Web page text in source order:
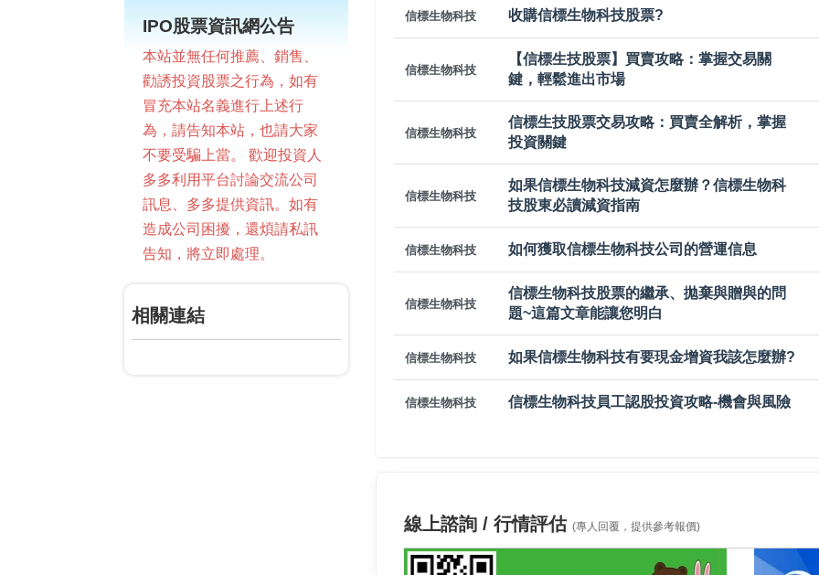
IPO股票資訊網公告
本站並無任何推薦、銷售、
勸誘投資股票之行為，如有
冒充本站名義進行上述行
為，請告知本站，也請大家
不要受騙上當。 歡迎投資人
多多利用平台討論交流公司
訊息、多多提供資訊。如有
造成公司困擾，還煩請私訊
告知，將立即處理。
相關連結
信標生物科技 收購信標生物科技股票?
信標生物科技
【信標生技股票】買賣攻略：掌握交易關
鍵，輕鬆進出市場
信標生物科技
信標生技股票交易攻略：買賣全解析，掌握
投資關鍵
信標生物科技
如果信標生物科技減資怎麼辦？信標生物科
技股東必讀減資指南
信標生物科技 如何獲取信標生物科技公司的營運信息
信標生物科技
信標生物科技股票的繼承、拋棄與贈與的問
題~這篇文章能讓您明白
信標生物科技 如果信標生物科技有要現金增資我該怎麼辦?
信標生物科技 信標生物科技員工認股投資攻略-機會與風險
線上諮詢 / 行情評估(專人回覆，提供參考報價)